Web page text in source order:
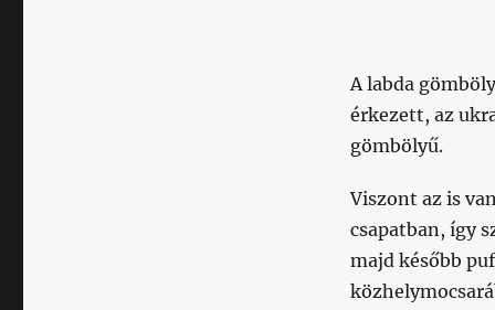
A labda
érkezett, az
gömbölyű.
Viszont az is
csapatban, így
majd később